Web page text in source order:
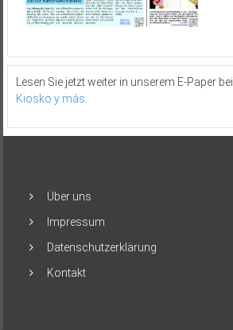
Lesen Sie jetzt weiter in unserem E-Paper bei
Kiosko y más
Über uns
Impressum
Datenschutzerklärung
Kontakt